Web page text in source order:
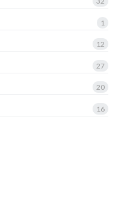
1
12
27
20
16